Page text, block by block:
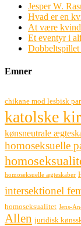
Jesper W.
Hvad er en
At være
Et eventyr i
Dobbeltspillet
Emner
chikane mod lesbisk
katolske
kønsneutrale
homoseksuelle
homoseksuelle ægteskaber
intersektionel
homoseksualitet Jens-
Allen juridisk